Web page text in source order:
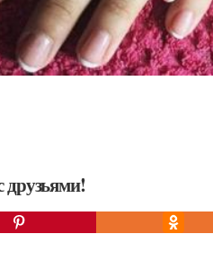
друзьями!